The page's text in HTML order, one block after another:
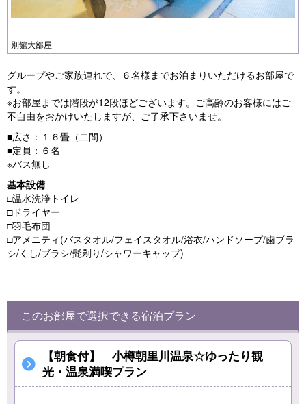
別館大部屋
グループやご家族連れで、６名様までお泊まりいただけるお部屋で
す。
※お部屋までは階段が12段ほどございます。ご高齢のお客様にはご
不自由をおかけいたしますが、ご了承下さいませ。
■広さ：１６畳（二間）
■定員：６名
※バス無し
基本設備
□温水洗浄トイレ
□ドライヤー
□羽毛布団
□アメニティ(バスタオル/フェイスタオル/浴衣/ハンドソープ/歯ブラ
シ/くし/ブラシ/髭剃り/シャワーキャップ)
このお部屋で選択できる宿泊プラン
【朝食付】 小樽朝里川温泉☆ゆったり観
光・温泉満喫プラン